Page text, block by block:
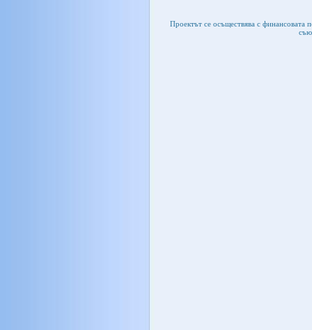
Проектът се осъществява с финансовата